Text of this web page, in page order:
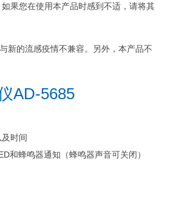
果您在使用本产品时感到不适，请将其
新的流感疫情不兼容。
另外，本产品不
AD-5685
时间
和蜂鸣器通知（蜂鸣器声音可关闭）